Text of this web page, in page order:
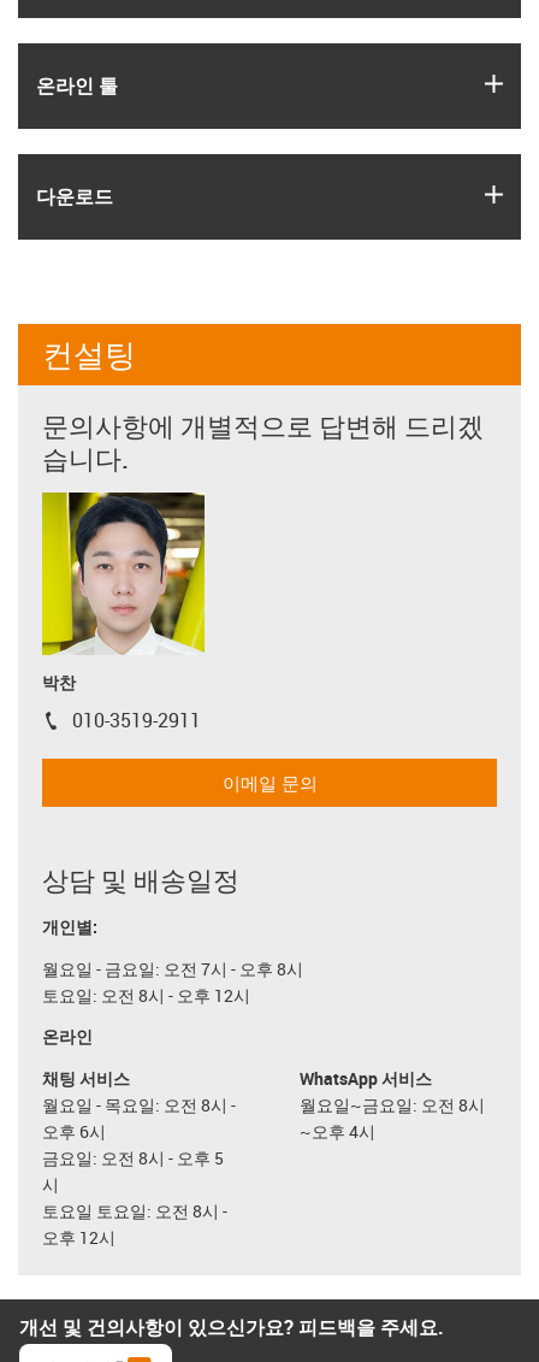
온라인 툴
다운로드
컨설팅
문의사항에 개별적으로 답변해 드리겠
습니다.
박찬
igus-icon-phone
010-3519-2911
이메일 문의
상담 및 배송일정
개인별:
월요일 - 금요일: 오전 7시 - 오후 8시
토요일: 오전 8시 - 오후 12시
온라인
채팅 서비스
월요일 - 목요일: 오전 8시 -
오후 6시
금요일: 오전 8시 - 오후 5
시
토요일 토요일: 오전 8시 -
오후 12시
WhatsApp 서비스
월요일~금요일: 오전 8시
~오후 4시
개선 및 건의사항이 있으신가요? 피드백을 주세요.